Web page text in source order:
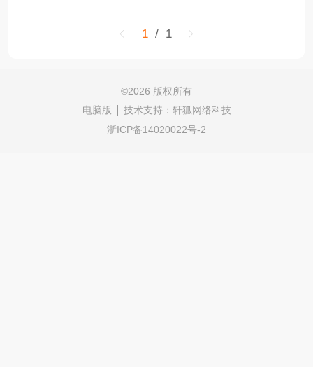
1 / 1
©2026 版权所有
电脑版
技术支持： 轩狐网络科技
浙ICP备14020022号-2